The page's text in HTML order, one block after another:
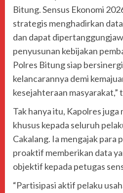
Bitung. Sensus Ekonomi
strategis menghadirkan
dan dapat
penyusunan kebijakan
Polres Bitung siap
kelancarannya demi
kesejahteraan masyarakat,”
Tak hanya itu, Kapolres
khusus kepada seluruh
Cakalang. Ia mengajak para
proaktif memberikan data
objektif kepada petugas
“Partisipasi aktif pelaku